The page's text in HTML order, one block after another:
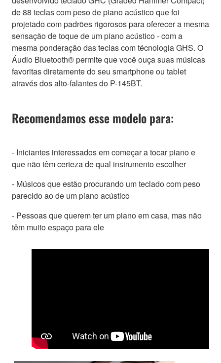
de 88 teclas com peso de piano acústico que foi
projetado com padrões rigorosos para oferecer a mesma
sensação de toque de um piano acústico - com a
mesma ponderação das teclas com técnologia GHS. O
Áudio Bluetooth® permite que você ouça suas músicas
favoritas diretamente do seu smartphone ou tablet
através dos alto-falantes do P-145BT.
Recomendamos esse modelo para:
- Iniciantes interessados em começar a tocar piano e
que não têm certeza de qual instrumento escolher
- Músicos que estão procurando um teclado com peso
parecido ao de um piano acústico
- Pessoas que querem ter um piano em casa, mas não
têm muito espaço para ele